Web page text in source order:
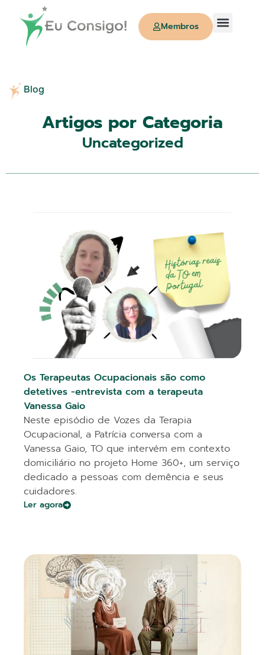
Membros
Blog
Artigos por Categoria
Uncategorized
Os Terapeutas Ocupacionais são como
detetives -entrevista com a terapeuta
Vanessa Gaio
Neste episódio de Vozes da Terapia
Ocupacional, a Patrícia conversa com a
Vanessa Gaio, TO que intervém em contexto
domiciliário no projeto Home 360+, um serviço
dedicado a pessoas com demência e seus
cuidadores.
Ler agora